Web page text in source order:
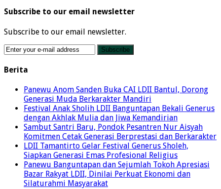
Subscribe to our email newsletter
Subscribe to our email newsletter.
Berita
Panewu Anom Sanden Buka CAI LDII Bantul, Dorong
Generasi Muda Berkarakter Mandiri
Festival Anak Sholih LDII Banguntapan Bekali Generus
dengan Akhlak Mulia dan Jiwa Kemandirian
Sambut Santri Baru, Pondok Pesantren Nur Aisyah
Komitmen Cetak Generasi Berprestasi dan Berkarakter
LDII Tamantirto Gelar Festival Generus Sholeh,
Siapkan Generasi Emas Profesional Religius
Panewu Banguntapan dan Sejumlah Tokoh Apresiasi
Bazar Rakyat LDII, Dinilai Perkuat Ekonomi dan
Silaturahmi Masyarakat